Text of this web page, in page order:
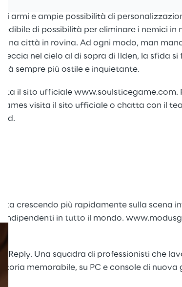
Prebuilt AI Apps
di armi e ampie possibilità di
di possibilità per eliminare i nemici in
una città in rovina. Ad ogni modo, man
nel cielo al di sopra di Ilden, la sfida si
sempre più ostile e inquietante.
il sito ufficialewww.soulsticegame.com.
visita il sito ufficiale o chatta con il
.
crescendo più rapidamente sulla scena
indipendenti in tutto il mondo.
Reply. Una squadra di professionisti che
memorabile, su PC e console di nuova